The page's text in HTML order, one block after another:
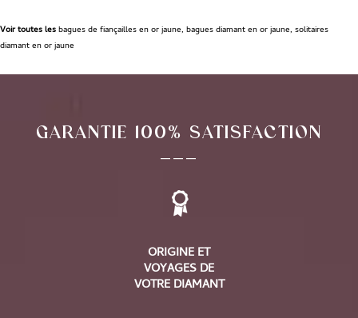
Voir toutes lesbagues de fiançailles en or jaune, bagues diamant en or jaune, solitaires
diamant en or jaune
GARANTIE 100% SATISFACTION
ORIGINE ET
VOYAGES DE
VOTRE DIAMANT